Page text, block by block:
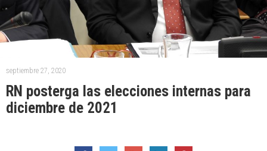
septiembre 27, 2020
RN posterga las elecciones internas para
diciembre de 2021